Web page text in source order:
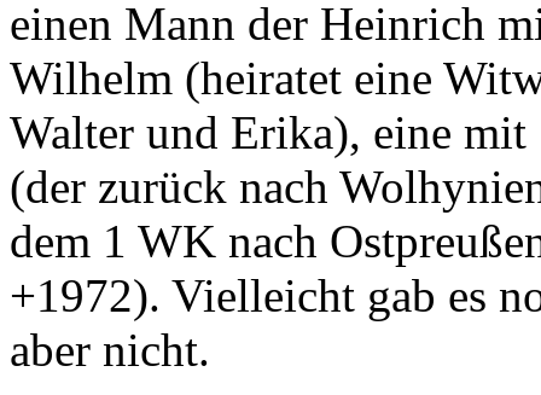
einen Mann der Heinrich
Wilhelm (heiratet eine
Walter und Erika), eine mit
(der zurück nach
dem 1 WK nach
+1972). Vielleicht gab es
aber nicht.